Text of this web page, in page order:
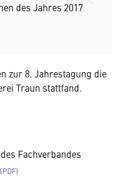
des Jahres 2017
zur 8. Jahrestagung die
Traun stattfand.
des Fachverbandes